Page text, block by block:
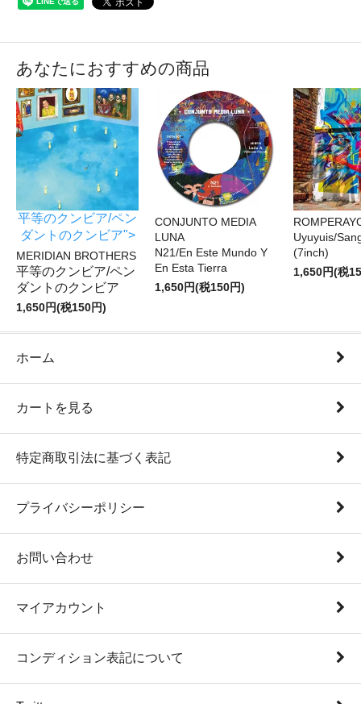
あなたにおすすめの商品
平等のクンビア/ペン
ダントのクンビア">
MERIDIAN BROTHERS
平等のクンビア/ペン
ダントのクンビア
1,650円(税150円)
CONJUNTO MEDIA
LUNA
N21/En Este Mundo Y
En Esta Tierra
1,650円(税150円)
Uyuyuis/
(7inch)
1,650円(税
ホーム
カートを見る
特定商取引法に基づく表記
プライバシーポリシー
お問い合わせ
マイアカウント
コンディション表記について